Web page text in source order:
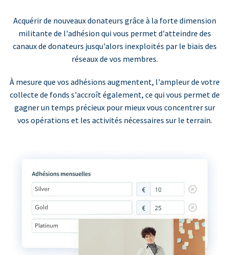
Acquérir de nouveaux donateurs grâce à la forte dimension
militante de l'adhésion qui vous permet d'atteindre des
canaux de donateurs jusqu'alors inexploités par le biais des
réseaux de vos membres.
À mesure que vos adhésions augmentent, l'ampleur de votre
collecte de fonds s'accroît également, ce qui vous permet de
gagner un temps précieux pour mieux vous concentrer sur
vos opérations et les activités nécessaires sur le terrain.